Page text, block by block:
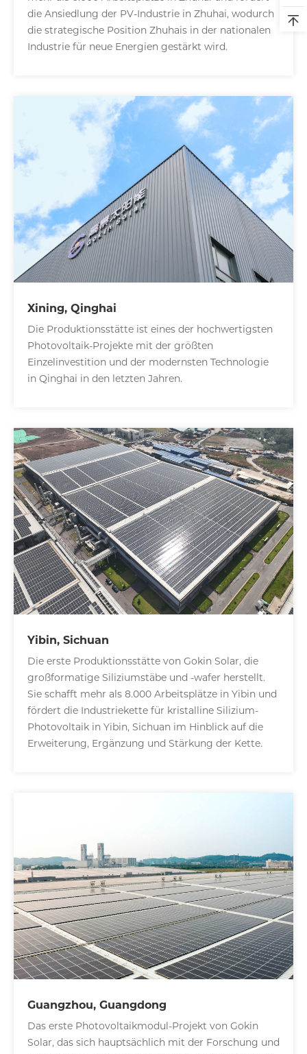
die Ansiedlung der PV-Industrie in Zhuhai, wodurch
die strategische Position Zhuhais in der nationalen
Industrie für neue Energien gestärkt wird.
Xining, Qinghai
Die Produktionsstätte ist eines der hochwertigsten
Photovoltaik-Projekte mit der größten
Einzelinvestition und der modernsten Technologie
in Qinghai in den letzten Jahren.
Yibin, Sichuan
Die erste Produktionsstätte von Gokin Solar, die
großformatige Siliziumstäbe und -wafer herstellt.
Sie schafft mehr als 8.000 Arbeitsplätze in Yibin und
fördert die Industriekette für kristalline Silizium-
Photovoltaik in Yibin, Sichuan im Hinblick auf die
Erweiterung, Ergänzung und Stärkung der Kette.
Guangzhou, Guangdong
Das erste Photovoltaikmodul-Projekt von Gokin
Solar, das sich hauptsächlich mit der Forschung und